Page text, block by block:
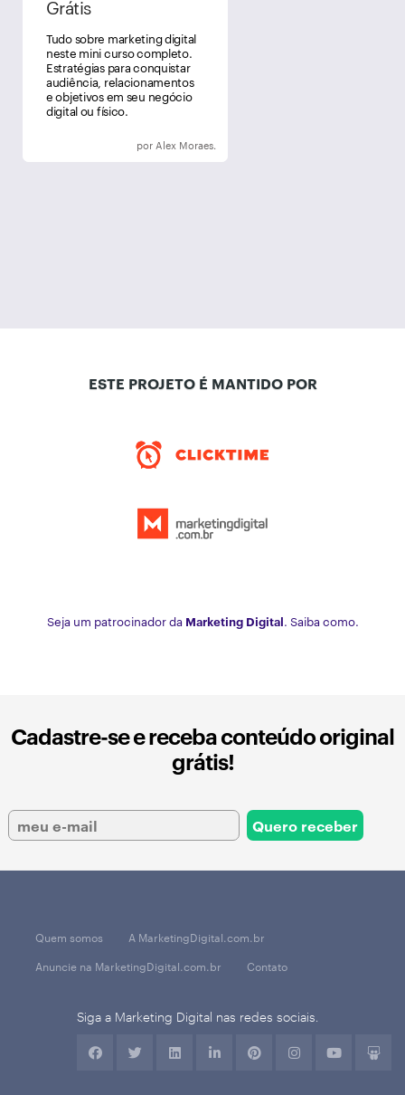
Grátis
Tudo sobre marketing digital
neste mini curso completo.
Estratégias para conquistar
audiência, relacionamentos
e objetivos em seu negócio
digital ou físico.
por Alex Moraes.
ESTE PROJETO É MANTIDO POR
Seja um patrocinador da Marketing Digital. Saiba como.
Cadastre-se e receba conteúdo original
grátis!
Quem somos
A MarketingDigital.com.br
Anuncie na MarketingDigital.com.br
Contato
Siga a Marketing Digital nas redes sociais.